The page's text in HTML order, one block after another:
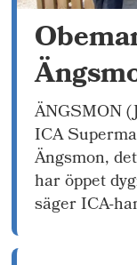
ÄNGSMON
ICA
Ängsmon,
har öppet
säger ICA-